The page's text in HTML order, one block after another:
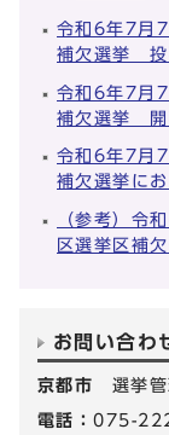
令和6年7月
補欠選挙 投
令和6年7月
補欠選挙 開
令和6年7月
補欠選挙に
（参考）令
区選挙区補
お問い合わ
京都市 選挙
電話：075-